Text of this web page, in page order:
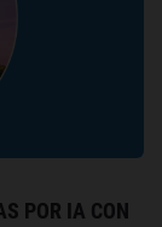
POR IA CON